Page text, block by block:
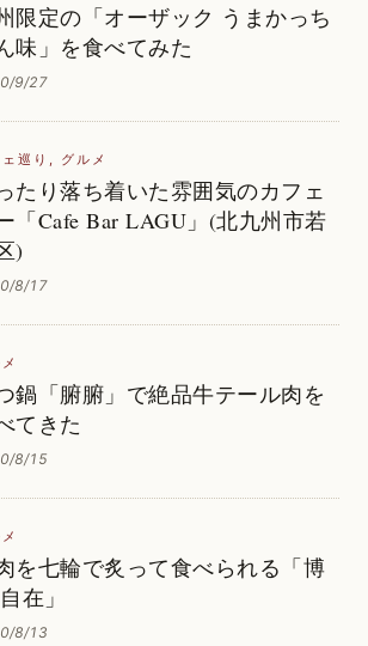
限定の「オーザック うまかっち
味」を食べてみた
9/27
巡り , グルメ
たり落ち着いた雰囲気のカフェ
「Cafe Bar LAGU」(北九州市若
)
8/17
鍋「腑腑」で絶品牛テール肉を
てきた
8/15
を七輪で炙って食べられる「博
在」
8/13